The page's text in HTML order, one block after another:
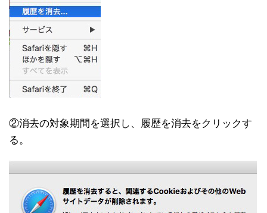
②消去の対象期間を選択し、履歴を消去をクリックす
る。